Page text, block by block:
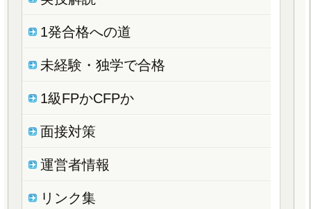
1発合格への道
未経験・独学で合格
1級FPかCFPか
面接対策
運営者情報
リンク集